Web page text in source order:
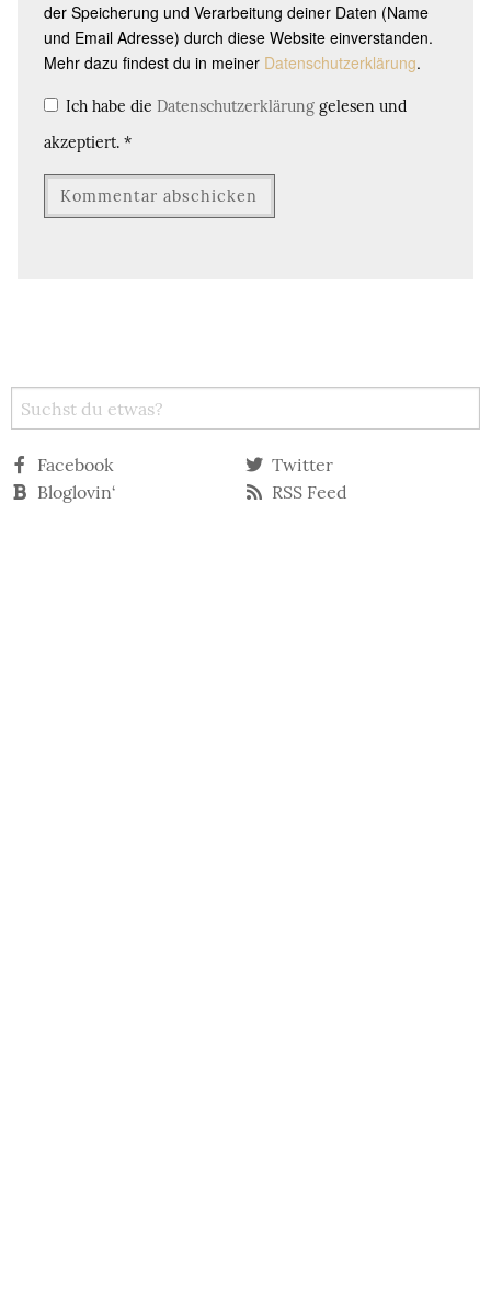
der Speicherung und Verarbeitung deiner Daten (Name
und Email Adresse) durch diese Website einverstanden.
Mehr dazu findest du in meiner Datenschutzerklärung.
Ich habe die Datenschutzerklärung gelesen und
akzeptiert. *
Facebook
Twitter
Bloglovin‘
RSS Feed